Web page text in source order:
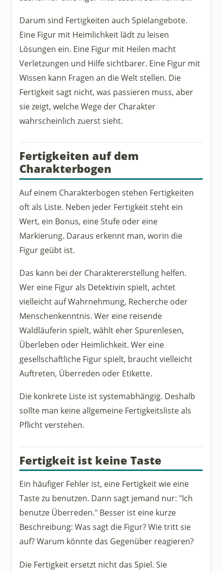
Darum sind Fertigkeiten auch Spielangebote.
Eine Figur mit Heimlichkeit lädt zu leisen
Lösungen ein. Eine Figur mit Heilen macht
Verletzungen und Hilfe sichtbarer. Eine Figur mit
Wissen kann Fragen an die Welt stellen. Die
Fertigkeit sagt nicht, was passieren muss, aber
sie zeigt, welche Wege der Charakter
wahrscheinlich zuerst sieht.
Fertigkeiten auf dem
Charakterbogen
Auf einem Charakterbogen stehen Fertigkeiten
oft als Liste. Neben jeder Fertigkeit steht ein
Wert, ein Bonus, eine Stufe oder eine
Markierung. Daraus erkennt man, worin die
Figur geübt ist.
Das kann bei der Charaktererstellung helfen.
Wer eine Figur als Detektivin spielt, achtet
vielleicht auf Wahrnehmung, Recherche oder
Menschenkenntnis. Wer eine reisende
Waldläuferin spielt, wählt eher Spurenlesen,
Überleben oder Heimlichkeit. Wer eine
gesellschaftliche Figur spielt, braucht vielleicht
Auftreten, Überreden oder Etikette.
Die konkrete Liste ist systemabhängig. Deshalb
sollte man keine allgemeine Fertigkeitsliste als
Pflicht verstehen.
Fertigkeit ist keine Taste
Ein häufiger Fehler ist, eine Fertigkeit wie eine
Taste zu benutzen. Dann sagt jemand nur: "Ich
benutze Überreden." Besser ist eine kurze
Beschreibung: Was sagt die Figur? Wie tritt sie
auf? Warum könnte das Gegenüber reagieren?
Die Fertigkeit ersetzt nicht das Spiel. Sie